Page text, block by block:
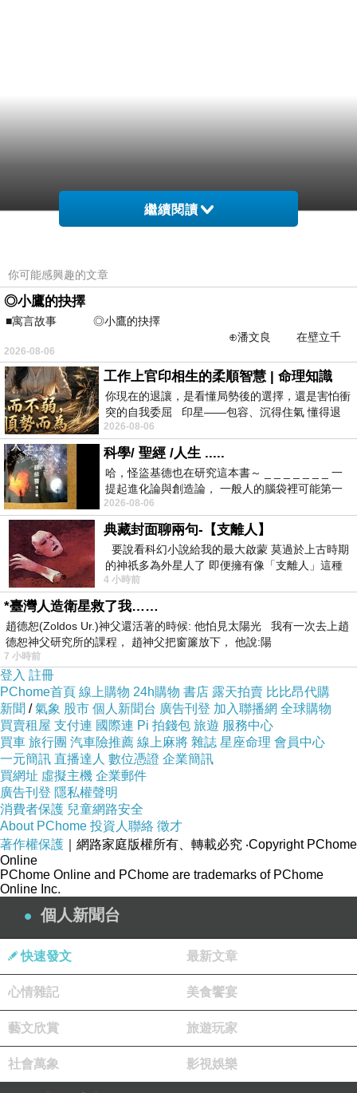
繼續閱讀
你可能感興趣的文章
◎小鷹的抉擇
■寓言故事 ◎小鷹的抉擇
⊕潘文良 在壁立千
仞的懸崖上，有一座遮天蔽
2026-08-06
工作上官印相生的柔順智慧 | 命理知識
你現在的退讓，是看懂局勢後的選擇，還是害怕衝
突的自我委屈 印星——包容、沉得住氣 懂得退
一步觀察，不會
2026-08-06
科學/ 聖經 /人生 .....
哈，怪盜基德也在研究這本書～ _ _ _ _ _ _ _ 一
提起進化論與創造論， 一般人的腦袋裡可能第一
時間就有「 進化論很科
2026-08-06
典藏封面聊兩句-【支離人】
要說看科幻小說給我的最大啟蒙 莫過於上古時期
的神祇多為外星人了 即便擁有像「支離人」這種
驚世駭俗的神通法門 也未必讀
4 小時前
*臺灣人造衛星救了我……
趙德恕(Zoldos Ur.)神父還活著的時候: 他怕見太陽光 我有一次去上趙
德恕神父研究所的課程， 趙神父把窗簾放下， 他說:陽
7 小時前
登入 註冊
PChome首頁 線上購物 24h購物 書店 露天拍賣 比比昂代購
新聞 /氣象 股市 個人新聞台 廣告刊登 加入聯播網 全球購物
買賣租屋 支付連 國際連 Pi 拍錢包 旅遊 服務中心
買車 旅行團 汽車險推薦 線上麻將 雜誌 星座命理 會員中心
一元簡訊 直播達人 數位憑證 企業簡訊
買網址 虛擬主機 企業郵件
廣告刊登 隱私權聲明
消費者保護 兒童網路安全
About PChome 投資人聯絡 徵才
著作權保護 ｜網路家庭版權所有、轉載必究 ‧Copyright PChome
Online
PChome Online and PChome are trademarks of PChome
Online Inc.
個人新聞台
快速發文 最新文章
心情雜記 美食饗宴
藝文欣賞 旅遊玩家
社會萬象 影視娛樂